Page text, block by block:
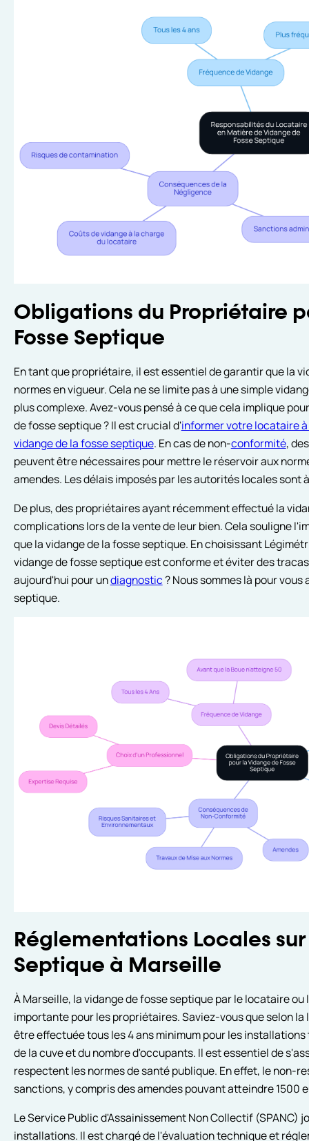
Obligations du Propriétaire
Fosse Septique
En tant que propriétaire, il est essentiel de garantir que la
normes en vigueur. Cela ne se limite pas à une simple
plus complexe. Avez-vous pensé à ce que cela implique
de fosse septique ? Il est crucial d'informer votre locataire
vidange de la fosse septique. En cas de non-conformité,
peuvent être nécessaires pour mettre le réservoir aux
amendes. Les délais imposés par les autorités locales sont
De plus, des propriétaires ayant récemment effectué la
complications lors de la vente de leur bien. Cela souligne
que la vidange de la fosse septique. En choisissant
vidange de fosse septique est conforme et éviter des
aujourd'hui pour undiagnostic ? Nous sommes là pour
septique.
Réglementations Locales
Septique à Marseille
À Marseille, la vidange de fosse septique par le locataire
importante pour les propriétaires. Saviez-vous que selon
être effectuée tous les 4 ans minimum pour les
de la cuve et du nombre d'occupants. Il est essentiel de
respectent les normes de santé publique. En effet, le non-
sanctions, y compris des amendes pouvant atteindre 1500
Le Service Public d'Assainissement Non Collectif (SPANC)
installations. Il est chargé de l'évaluation technique et